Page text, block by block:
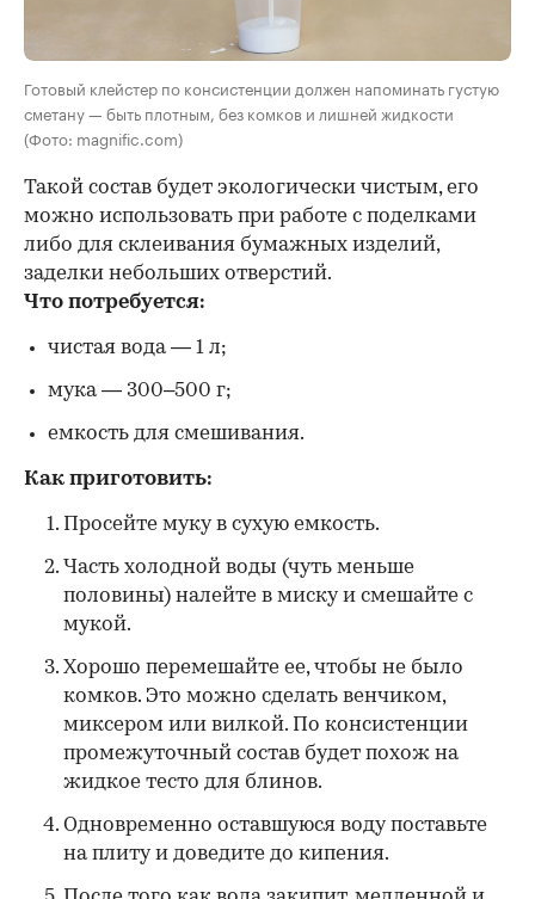
Готовый клейстер по консистенции должен напоминать густую
сметану — быть плотным, без комков и лишней жидкости
(Фото: magnific.com)
Такой состав будет экологически чистым, его
можно использовать при работе с поделками
либо для склеивания бумажных изделий,
заделки небольших отверстий.
Что потребуется:
чистая вода — 1 л;
мука — 300–500 г;
емкость для смешивания.
Как приготовить:
Просейте муку в сухую емкость.
Часть холодной воды (чуть меньше
половины) налейте в миску и смешайте с
мукой.
Хорошо перемешайте ее, чтобы не было
комков. Это можно сделать венчиком,
миксером или вилкой. По консистенции
промежуточный состав будет похож на
жидкое тесто для блинов.
Одновременно оставшуюся воду поставьте
на плиту и доведите до кипения.